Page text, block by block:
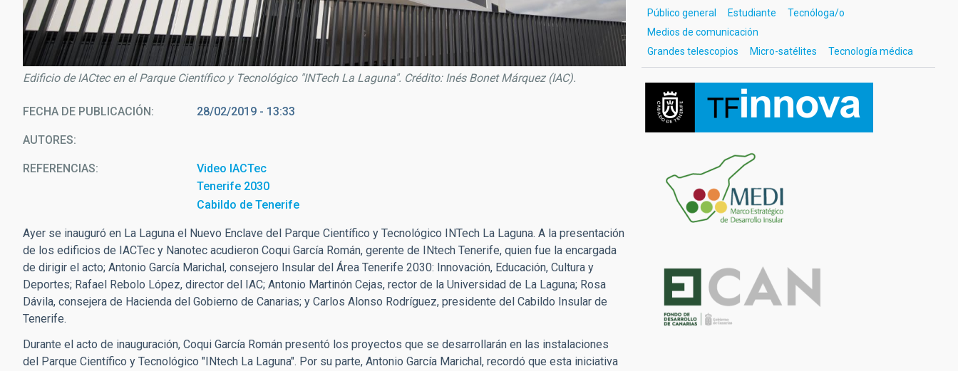
Edificio de IACtec en el Parque Científico y Tecnológico "INTech La Laguna". Crédito: Inés Bonet Márquez (IAC).
FECHA DE PUBLICACIÓN 28/02/2019 - 13:33
AUTORES
REFERENCIAS
Video IACTec
Tenerife 2030
Cabildo de Tenerife
Ayer se inauguró en La Laguna el Nuevo Enclave del Parque Científico y Tecnológico INTech La Laguna. A la presentación
de los edificios de IACTec y Nanotec acudieron Coqui García Román, gerente de INtech Tenerife, quien fue la encargada
de dirigir el acto; Antonio García Marichal, consejero Insular del Área Tenerife 2030: Innovación, Educación, Cultura y
Deportes; Rafael Rebolo López, director del IAC; Antonio Martinón Cejas, rector de la Universidad de La Laguna; Rosa
Dávila, consejera de Hacienda del Gobierno de Canarias; y Carlos Alonso Rodríguez, presidente del Cabildo Insular de
Tenerife.
Durante el acto de inauguración, Coqui García Román presentó los proyectos que se desarrollarán en las instalaciones
del Parque Científico y Tecnológico "INtech La Laguna". Por su parte, Antonio García Marichal, recordó que esta iniciativa
Público general
Estudiante
Tecnóloga/o
Medios de comunicación
Grandes telescopios
Micro-satélites Tecnología médica